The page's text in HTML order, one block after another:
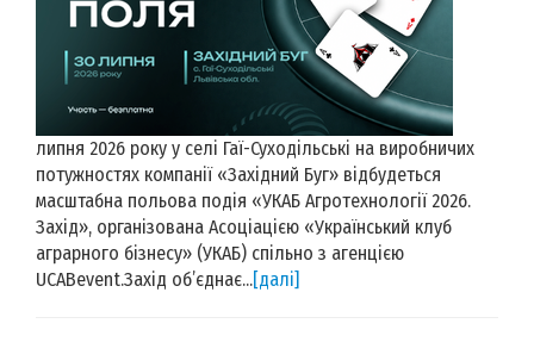
липня 2026 року у селі Гаї-Суходільські на виробничих
потужностях компанії «Західний Буг» відбудеться
масштабна польова подія «УКАБ Агротехнології 2026.
Захід», організована Асоціацією «Український клуб
аграрного бізнесу» (УКАБ) спільно з агенцією
UCABevent.Захід об’єднає...[далі]